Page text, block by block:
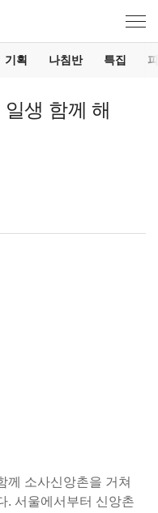
기획 나침반 특집
생 함께 해
께 소사신앙촌을 거쳐
. 서울에서부터 신앙촌